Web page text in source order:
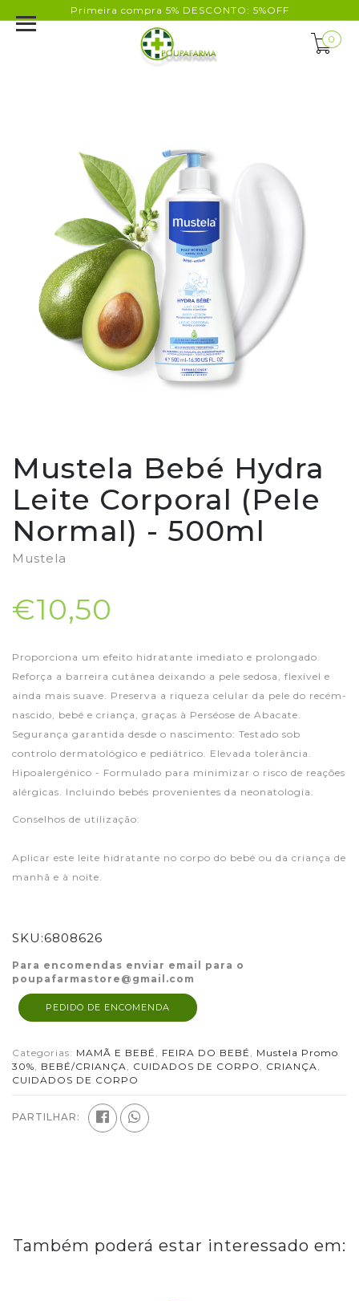
Primeira compra 5% DESCONTO: 5%OFF
0
Mustela Bebé Hydra
Leite Corporal (Pele
Normal) - 500ml
Mustela
€10,50
Proporciona um efeito hidratante imediato e prolongado.
Reforça a barreira cutânea deixando a pele sedosa, flexível e
ainda mais suave. Preserva a riqueza celular da pele do recém-
nascido, bebé e criança, graças à Perséose de Abacate.
Segurança garantida desde o nascimento: Testado sob
controlo dermatológico e pediátrico. Elevada tolerância.
Hipoalergénico - Formulado para minimizar o risco de reações
alérgicas. Incluindo bebés provenientes da neonatologia.
Conselhos de utilização:
Aplicar este leite hidratante no corpo do bebé ou da criança de
manhã e à noite.
SKU:6808626
Para encomendas enviar email para o
poupafarmastore@gmail.com
PEDIDO DE ENCOMENDA
Categorias: MAMÃ E BEBÉ , FEIRA DO BEBÉ , Mustela Promo
30%, BEBÉ/CRIANÇA, CUIDADOS DE CORPO , CRIANÇA,
CUIDADOS DE CORPO
PARTILHAR:
Também poderá estar interessado em: